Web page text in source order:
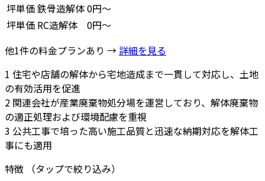
坪単価鉄骨造解体0円～
坪単価 RC造解体
0円～
他1件の料金プランあり → 詳細を見る
1 住宅や店舗の解体から宅地造成まで一貫して対応し、土地
の有効活用を促進
2 関連会社が産業廃棄物処分場を運営しており、解体廃棄物
の適正処理および環境配慮を重視
3 公共工事で培った高い施工品質と迅速な納期対応を解体工
事にも適用
特徴
（タップで絞り込み）